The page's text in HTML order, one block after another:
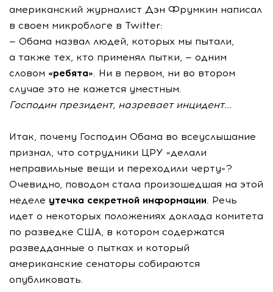
американский журналист Дэн Фрумкин написал
в своем микроблоге в Twitter:
— Обама назвал людей, которых мы пытали,
а также тех, кто применял пытки, — одним
словом «ребята». Ни в первом, ни во втором
случае это не кажется уместным.
Господин президент, назревает инцидент...
Итак, почему Господин Обама во всеуслышание
признал, что сотрудники ЦРУ «делали
неправильные вещи и переходили черту»?
Очевидно, поводом стала произошедшая на этой
неделе утечка секретной информации. Речь
идет о некоторых положениях доклада комитета
по разведке США, в котором содержатся
разведданные о пытках и который
американские сенаторы собираются
опубликовать.